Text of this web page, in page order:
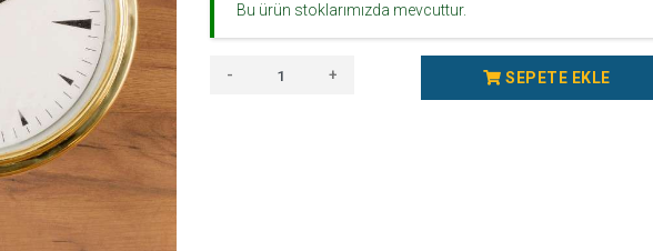
Bu ürün stoklarımızda mevcuttur.
- + SEPETE EKLE